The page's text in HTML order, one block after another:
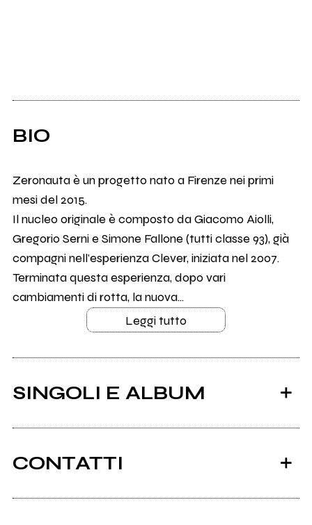
BIO
Zeronauta è un progetto nato a Firenze nei primi
mesi del 2015.
Il nucleo originale è composto da Giacomo Aiolli,
Gregorio Serni e Simone Fallone (tutti classe 93), già
compagni nell'esperienza Clever, iniziata nel 2007.
Terminata questa esperienza, dopo vari
cambiamenti di rotta, la nuova...
Leggi tutto
SINGOLI E ALBUM
CONTATTI